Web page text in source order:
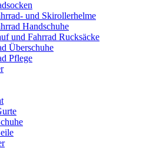
und Skirollerhelme
Handschuhe
und Fahrrad Rucksäcke
Überschuhe
Pflege